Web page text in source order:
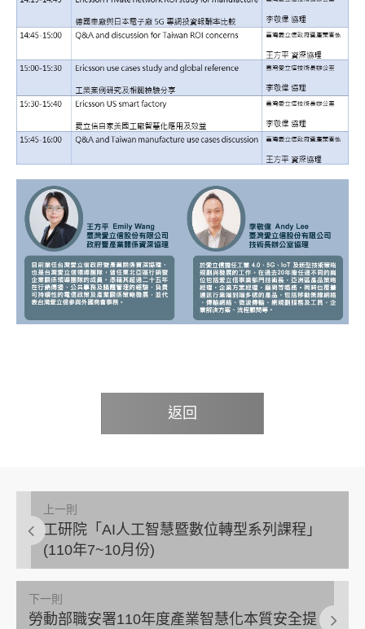
返回
上一則
工研院「AI人工智慧暨數位轉型系列課程」
(110年7~10月份)
下一則
勞動部職安署110年度產業智慧化本質安全提